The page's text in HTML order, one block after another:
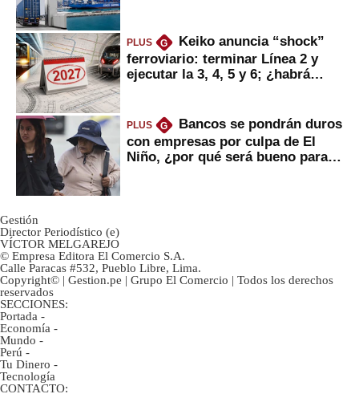
PLUS G
Keiko anuncia “shock”
ferroviario: terminar Línea 2 y
ejecutar la 3, 4, 5 y 6; ¿habrá
PLUS G
Bancos se pondrán duros
con empresas por culpa de El
Niño, ¿por qué será bueno para
Gestión
Director Periodístico (e)
VÍCTOR MELGAREJO
© Empresa Editora El Comercio S.A.
Calle Paracas #532, Pueblo Libre, Lima.
Copyright© | Gestion.pe | Grupo El Comercio | Todos los derechos
reservados
SECCIONES:
Portada -
Economía -
Mundo -
Perú -
Tu Dinero -
Tecnología
CONTACTO: